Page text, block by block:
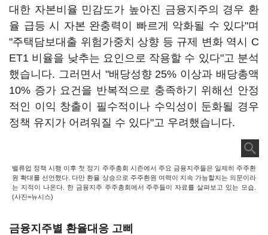
대한 자본비율 민감도가 높아진 금융지주의 경우 환
율 급등 시 자본 완충력이 빠르게 악화될 수 있다"며
"주택담보대출 위험가중치 상향 등 규제 변화 역시 C
ET1 비율을 낮추는 요인으로 작용할 수 있다"고 분석
했습니다. 그러면서 "배당성향 25% 이상과 배당총액
10% 증가 요건을 반복적으로 충족하기 위해선 안정
적인 이익 창출이 필수적이나 수익성이 둔화될 경우
정책 유지가 어려워질 수 있다"고 우려했습니다.
밸류업 정책 시행 이후 첫 정기 주주총회 시즌에서 주요 금융지주들은 일제히 주주환
원 확대를 선언했다. 다만 환율 상승으로 주주환원 여력이 지속 가능할지는 의문이라
는 지적이 나온다. 한 금융지주 주주총회에서 주주들이 자료를 살펴보고 있는 모습.
(사진=뉴시스)
금융지주별 환율대응 고삐